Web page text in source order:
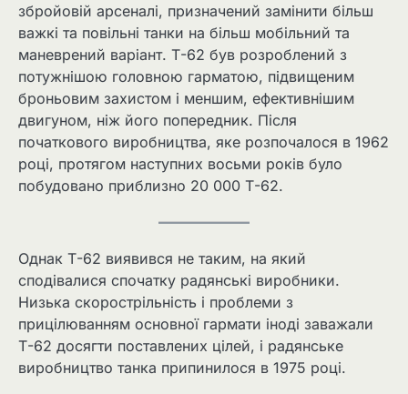
збройовій арсеналі, призначений замінити більш
важкі та повільні танки на більш мобільний та
маневрений варіант. Т-62 був розроблений з
потужнішою головною гарматою, підвищеним
броньовим захистом і меншим, ефективнішим
двигуном, ніж його попередник. Після
початкового виробництва, яке розпочалося в 1962
році, протягом наступних восьми років було
побудовано приблизно 20 000 Т-62.
Однак Т-62 виявився не таким, на який
сподівалися спочатку радянські виробники.
Низька скорострільність і проблеми з
прицілюванням основної гармати іноді заважали
Т-62 досягти поставлених цілей, і радянське
виробництво танка припинилося в 1975 році.